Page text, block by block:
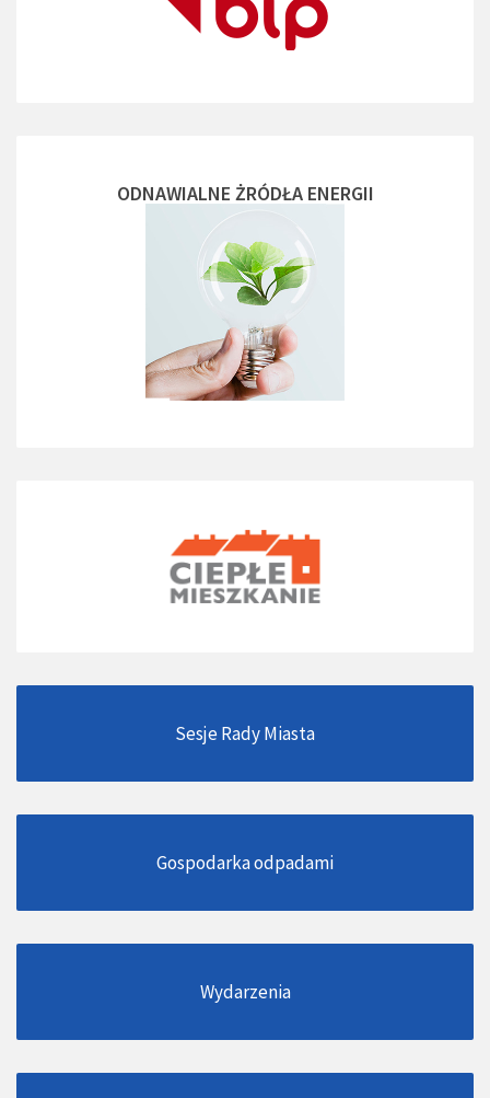
ODNAWIALNE ŻRÓDŁA ENERGII
Sesje Rady Miasta
Gospodarka odpadami
Wydarzenia